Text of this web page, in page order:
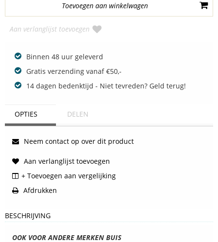
Aan verlanglijst toevoegen
Binnen 48 uur geleverd
Gratis verzending vanaf €50,-
14 dagen bedenktijd - Niet tevreden? Geld terug!
OPTIES DELEN
Neem contact op over dit product
Aan verlanglijst toevoegen
+ Toevoegen aan vergelijking
Afdrukken
BESCHRIJVING
OOK VOOR ANDERE MERKEN BUIS